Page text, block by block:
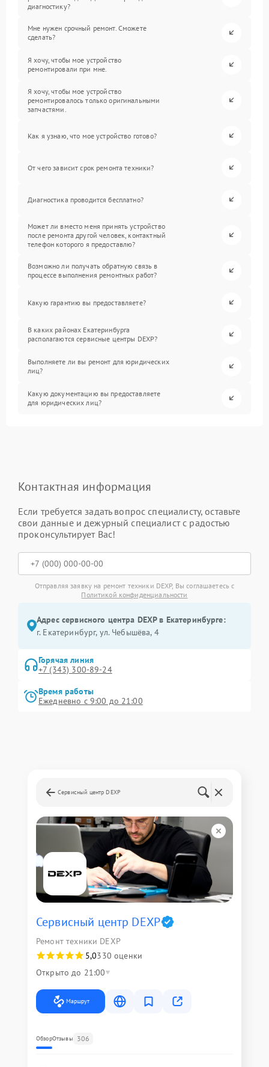
диагностику?
Мне нужен срочный ремонт. Сможете
сделать?
Я хочу, чтобы мое устройство
ремонтировали при мне.
Я хочу, чтобы мое устройство
ремонтировалось только оригинальными
запчастями.
Как я узнаю, что мое устройство готово?
От чего зависит срок ремонта техники?
Диагностика проводится бесплатно?
Может ли вместо меня принять устройство
после ремонта другой человек, контактный
телефон которого я предоставлю?
Возможно ли получать обратную связь в
процессе выполнения ремонтных работ?
Какую гарантию вы предоставляете?
В каких районах Екатеринбурга
располагаются сервисные центры DEXP?
Выполняете ли вы ремонт для юридических
лиц?
Какую документацию вы предоставляете
для юридических лиц?
Контактная информация
Если требуется задать вопрос специалисту, оставьте
свои данные и дежурный специалист с радостью
проконсультирует Вас!
Отправляя заявку на ремонт техники DEXP, Вы соглашаетесь с
Политикой конфиденциальности
Адрес сервисного центра DEXP в Екатеринбурге:
г. Екатеринбург, ул. Чебышёва, 4
Горячая линия
+7 (343) 300-89-24
Время работы
Ежедневно с 9:00 до 21:00
Сервисный центр DEXP
Сервисный центр DEXP
Ремонт техники DEXP
5,0330 оценки
Открыто до 21:00
Маршрут
ОбзорОтзывы 306